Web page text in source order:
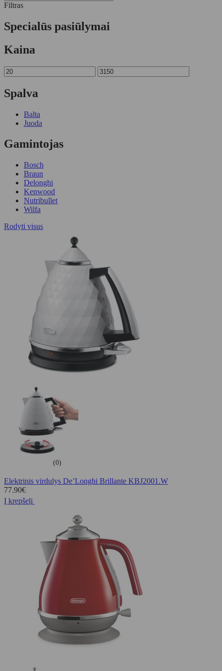
Filtras
Specialūs pasiūlymai
Kaina
Spalva
Balta
Juoda
Gamintojas
Bosch
Braun
Delonghi
Kenwood
Nutribullet
Wilfa
Rodyti visus
(0)
Elektrinis virdulys De’Longhi Brillante KBJ2001.W
77.90€
Į krepšelį